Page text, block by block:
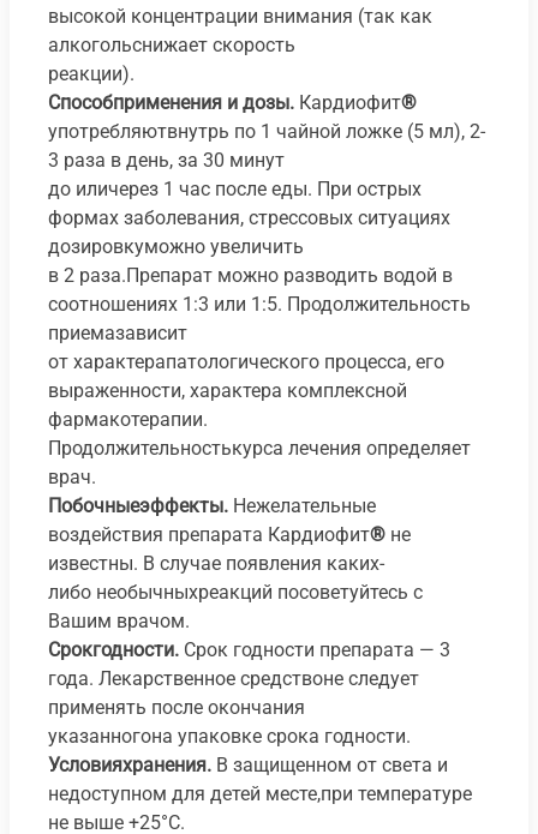
высокой концентрации внимания (так как
алкогольснижает скорость
реакции).
Способприменения и дозы. Кардиофит®
употребляютвнутрь по 1 чайной ложке (5 мл), 2-
3 раза в день, за 30 минут
до иличерез 1 час после еды. При острых
формах заболевания, стрессовых ситуациях
дозировкуможно увеличить
в 2 раза.Препарат можно разводить водой в
соотношениях 1:3 или 1:5. Продолжительность
приемазависит
от характерапатологического процесса, его
выраженности, характера комплексной
фармакотерапии.
Продолжительностькурса лечения определяет
врач.
Побочныеэффекты. Нежелательные
воздействия препарата Кардиофит® не
известны. В случае появления каких-
либо необычныхреакций посоветуйтесь с
Вашим врачом.
Срокгодности. Срок годности препарата — 3
года. Лекарственное средствоне следует
применять после окончания
указанногона упаковке срока годности.
Условияхранения. В защищенном от света и
недоступном для детей месте,при температуре
не выше +25°С.